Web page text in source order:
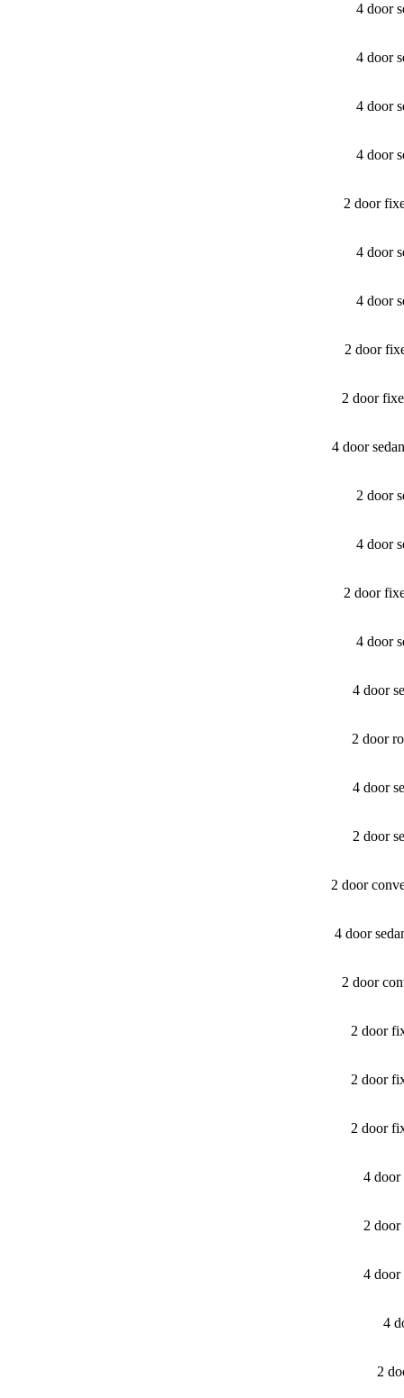
4 door
4 door
4 door
4 door
2 door
4 door
4 door
2 door
2 door
4 door
2 door
4 door
2 door
4 door
4 door
2 door
4 door
2 door
2 door
4 door
2 door
2 door
2 door
2 door
4 door
2
4 door
4
2